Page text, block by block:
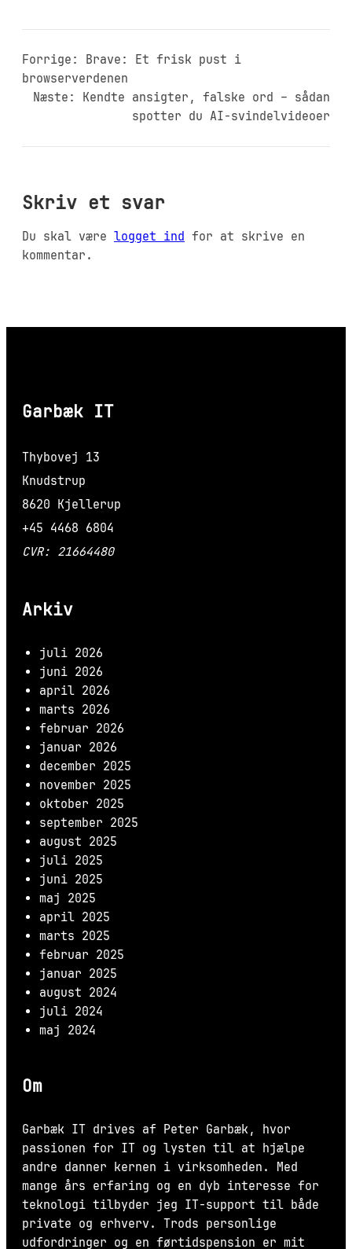
Forrige:
Brave: Et frisk pust i
browserverdenen
Næste:
Kendte ansigter, falske ord – sådan
spotter du AI-svindelvideoer
Skriv et svar
Du skal være logget ind for at skrive en
kommentar.
Garbæk IT
Thybovej 13
Knudstrup
8620 Kjellerup
+45 4468 6804
CVR: 21664480
Arkiv
juli 2026
juni 2026
april 2026
marts 2026
februar 2026
januar 2026
december 2025
november 2025
oktober 2025
september 2025
august 2025
juli 2025
juni 2025
maj 2025
april 2025
marts 2025
februar 2025
januar 2025
august 2024
juli 2024
maj 2024
Om
Garbæk IT drives af Peter Garbæk, hvor
passionen for IT og lysten til at hjælpe
andre danner kernen i virksomheden. Med
mange års erfaring og en dyb interesse for
teknologi tilbyder jeg IT-support til både
private og erhverv. Trods personlige
udfordringer og en førtidspension er mit